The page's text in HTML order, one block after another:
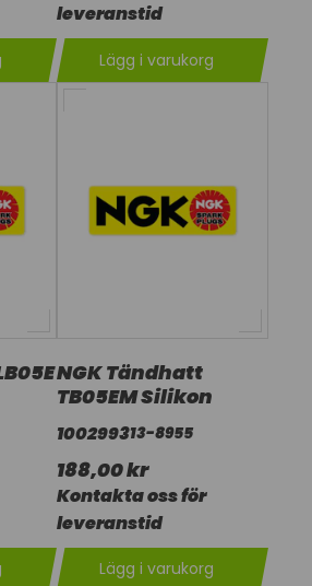
leveranstid
Lägg i varukorg
NGK Tändhatt
TB05EM Silikon
100299313-8955
188,00 kr
Kontakta oss för
leveranstid
Lägg i varukorg